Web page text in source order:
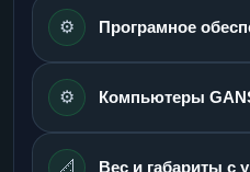
⚙️ Програмное
⚙️ Компьютеры
📐 Вес и габариты с